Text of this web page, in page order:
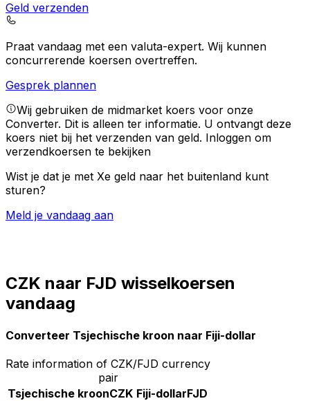
Geld verzenden
Praat vandaag met een valuta-expert. Wij kunnen
concurrerende koersen overtreffen.
Gesprek plannen
Wij gebruiken de midmarket koers voor onze
Converter. Dit is alleen ter informatie. U ontvangt deze
koers niet bij het verzenden van geld. Inloggen om
verzendkoersen te bekijken
Wist je dat je met Xe geld naar het buitenland kunt
sturen?
Meld je vandaag aan
CZK naar FJD wisselkoersen
vandaag
Converteer Tsjechische kroon naar Fiji-dollar
Rate information of CZK/FJD currency
pair
Tsjechische kroonCZK Fiji-dollarFJD